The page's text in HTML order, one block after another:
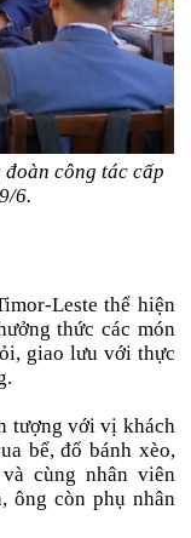
công tác cấp
6.
Leste thể hiện
thức các món
giao lưu với thực
tượng với vị khách
bể, đổ bánh xèo,
cùng nhân viên
ông còn phụ nhân